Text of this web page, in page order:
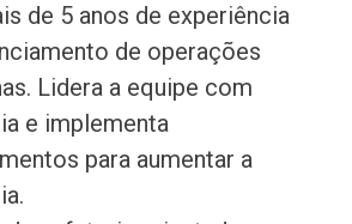
de 5 anos de experiência
de operações
Lidera a equipe com
e implementa
para aumentar a